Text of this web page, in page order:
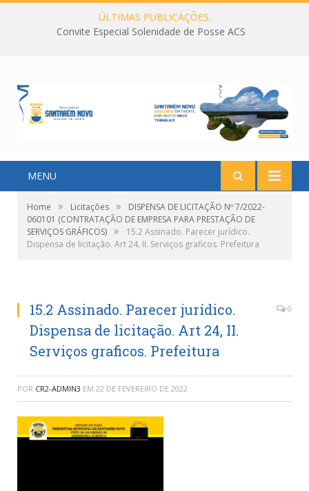
ÚLTIMAS PUBLICAÇÕES:
Convite Especial Solenidade de Posse ACS
MENU
Home » Licitações »
DISPENSA DE LICITAÇÃO Nº 7/2022-
060101 (CONTRATAÇÃO DE EMPRESA PARA PRESTAÇÃO DE
SERVIÇOS GRÁFICOS) »
15.2 Assinado. Parecer jurídico.
Dispensa de licitação. Art 24, II. Serviços graficos. Prefeitura
15.2 Assinado. Parecer jurídico.
Dispensa de licitação. Art 24, II.
Serviços graficos. Prefeitura
0
POR CR2-ADMIN3 EM 22 DE FEVEREIRO DE 2022